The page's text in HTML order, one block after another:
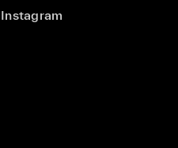
Instagram